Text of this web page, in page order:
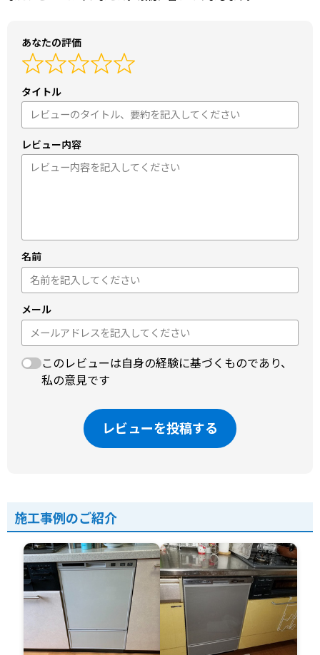
あなたの評価
タイトル
レビュー内容
名前
メール
このレビューは自身の経験に基づくものであり、
私の意見です
レビューを投稿する
施工事例のご紹介